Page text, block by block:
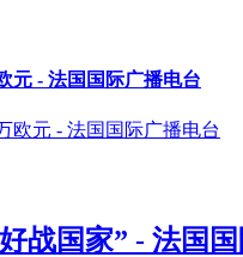
元 - 法国国际广播电台
战国家” - 法国